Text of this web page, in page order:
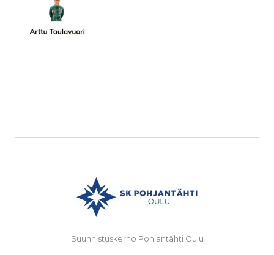
Suunnistuskerho Pohjantähti Oulu